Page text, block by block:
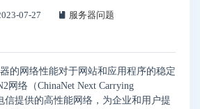
07-27
服务器问题
的网络性能对于网站和应用程序的稳定
网络（ChinaNet Next Carrying
信提供的高性能网络，为企业和用户提